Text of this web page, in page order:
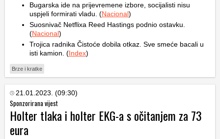
Bugarska ide na prijevremene izbore, socijalisti nisu
uspjeli formirati vladu. (Nacional)
Suosnivač Netflixa Reed Hastings podnio ostavku.
(Nacional)
Trojica radnika Čistoće dobila otkaz. Sve smeće bacali u
isti kamion. (Index)
Brze i kratke
21.01.2023. (09:30)
Sponzorirana vijest
Holter tlaka i holter EKG-a s očitanjem za 73
eura